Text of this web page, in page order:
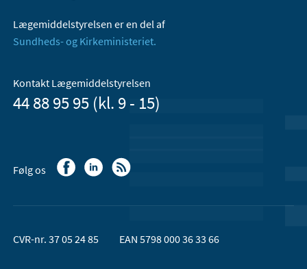
Lægemiddelstyrelsen er en del af
Sundheds- og Kirkeministeriet.
Kontakt Lægemiddelstyrelsen
44 88 95 95 (kl. 9 - 15)
Følg os
CVR-nr. 37 05 24 85 EAN 5798 000 36 33 66